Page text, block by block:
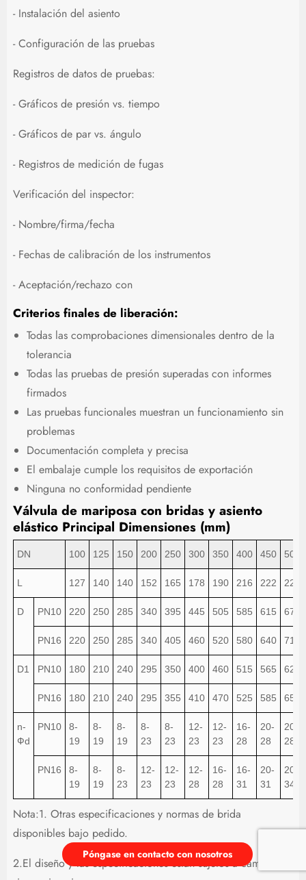
- Instalación del asiento
- Configuración de las pruebas
Registros de datos de pruebas:
- Gráficos de presión vs. tiempo
- Gráficos de par vs. ángulo
- Registros de medición de fugas
Verificación del inspector:
- Nombre/firma/fecha
- Fechas de calibración de los instrumentos
- Aceptación/rechazo con
Criterios finales de liberación:
Todas las comprobaciones dimensionales dentro de la
tolerancia
Todas las pruebas de presión superadas con informes
firmados
Las pruebas funcionales muestran un funcionamiento sin
problemas
Documentación completa y precisa
El embalaje cumple los requisitos de exportación
Ninguna no conformidad pendiente
Válvula de mariposa con bridas y asiento
elástico Principal Dimensiones (mm)
DN 100 125 150 200 250 300 350 400 450 500
L 127 140 140 152 165 178 190 216 222 229
D PN10 220 250 285 340 395 445 505 585 615 670
PN16 220 250 285 340 405 460 520 580 640 715
D1 PN10 180 210 240 295 350 400 460 515 565 620
PN16 180 210 240 295 355 410 470 525 585 650
n-
Фd
PN10
8-
19
8-
19
8-
19
8-
23
8-
23
12-
23
12-
23
16-
28
20-
28
20-
28
PN16
8-
19
8-
19
8-
23
12-
23
12-
23
12-
28
16-
28
16-
31
20-
31
20-
34
Nota:1. Otras especificaciones y normas de brida
disponibles bajo pedido.
2.El diseño y las especificaciones están sujetos a cambios
Póngase en contacto con nosotros